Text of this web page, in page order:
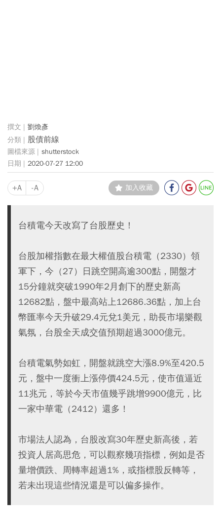
劉煥彥
股債前線
shutterstock
2020-07-27 12:00
+A -A 加入收藏
台積電今天改寫了台股歷史！
台股加權指數在最大權值股台積電（2330）領
軍下，今（27）日跳空開高逾300點，開盤才
15分鐘就突破1990年2月創下的歷史新高
12682點，盤中最高站上12686.36點，加上台
幣匯率今天升破29.4元兌1美元，助長市場樂觀
氣氛，台股全天成交值預期超過3000億元。
台積電氣勢如虹，開盤就跳空大漲8.9%至420.5
元，盤中一度衝上漲停價424.5元，使市值逼近
11兆元，等於今天市值幾乎跳增9900億元，比
一家中華電（2412）還多！
市場法人認為，台股改寫30年歷史新高後，若
投資人居高思危，可以觀察幾項指標，例如是否
量增價跌、周轉率超過1%，或指標股反轉等，
若未出現這些情況還是可以偏多操作。